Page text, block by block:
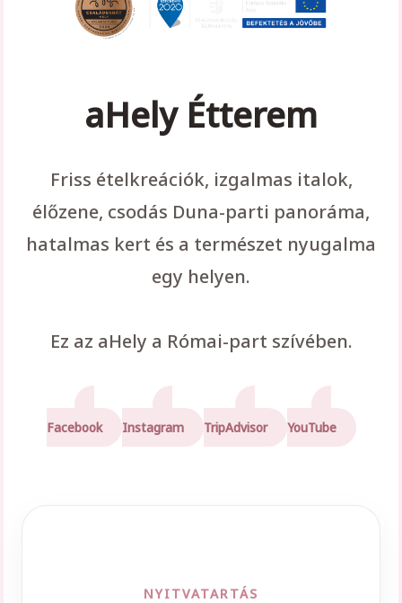
aHely Étterem
Friss ételkreációk, izgalmas italok,
élőzene, csodás Duna-parti panoráma,
hatalmas kert és a természet nyugalma
egy helyen.
Ez az aHely a Római-part szívében.
Facebook Instagram TripAdvisor YouTube
NYITVATARTÁS